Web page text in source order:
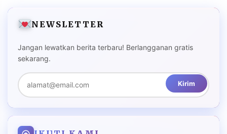
NEWSLETTER
Jangan lewatkan berita terbaru! Berlangganan gratis
sekarang.
Kirim